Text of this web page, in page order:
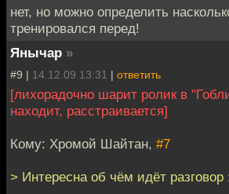
нет, но можно определить
тренировался перед!
Янычар »
#9 | 14.12.09 13:31 | ответить
[лихорадочно шарит ролик в
находит, расстраивается]
Кому: Хромой Шайтан, #7
> Интересна об чём идёт разговор